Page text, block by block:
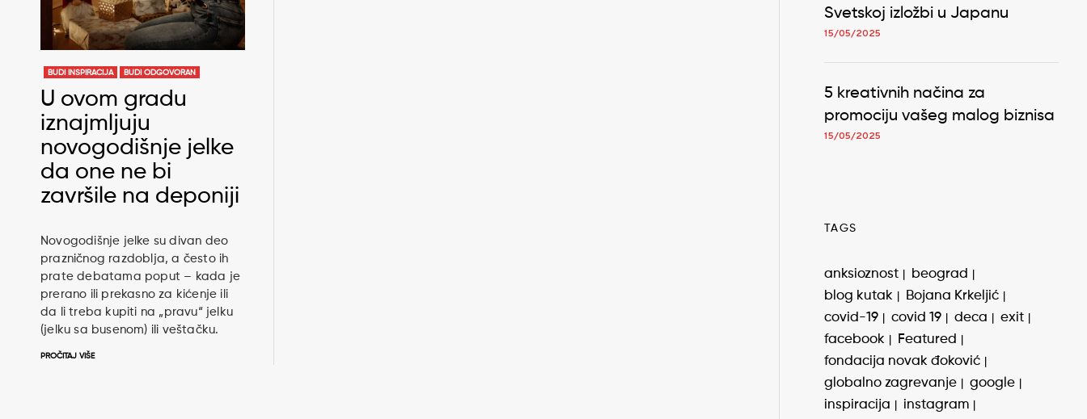
BUDI INSPIRACIJA BUDI ODGOVORAN
U ovom gradu
iznajmljuju
novogodišnje jelke
da one ne bi
završile na deponiji
Novogodišnje jelke su divan deo
prazničnog razdoblja, a često ih
prate debatama poput – kada je
prerano ili prekasno za kićenje ili
da li treba kupiti na „pravu“ jelku
(jelku sa busenom) ili veštačku.
PROČITAJ VIŠE
Svetskoj izložbi u Japanu
15/05/2025
5 kreativnih načina za
promociju vašeg malog biznisa
15/05/2025
TAGS
anksioznost
beograd
blog kutak
Bojana Krkeljić
covid-19
covid 19 deca
exit
facebook
Featured
fondacija novak đoković
globalno zagrevanje
google
inspiracija
instagram